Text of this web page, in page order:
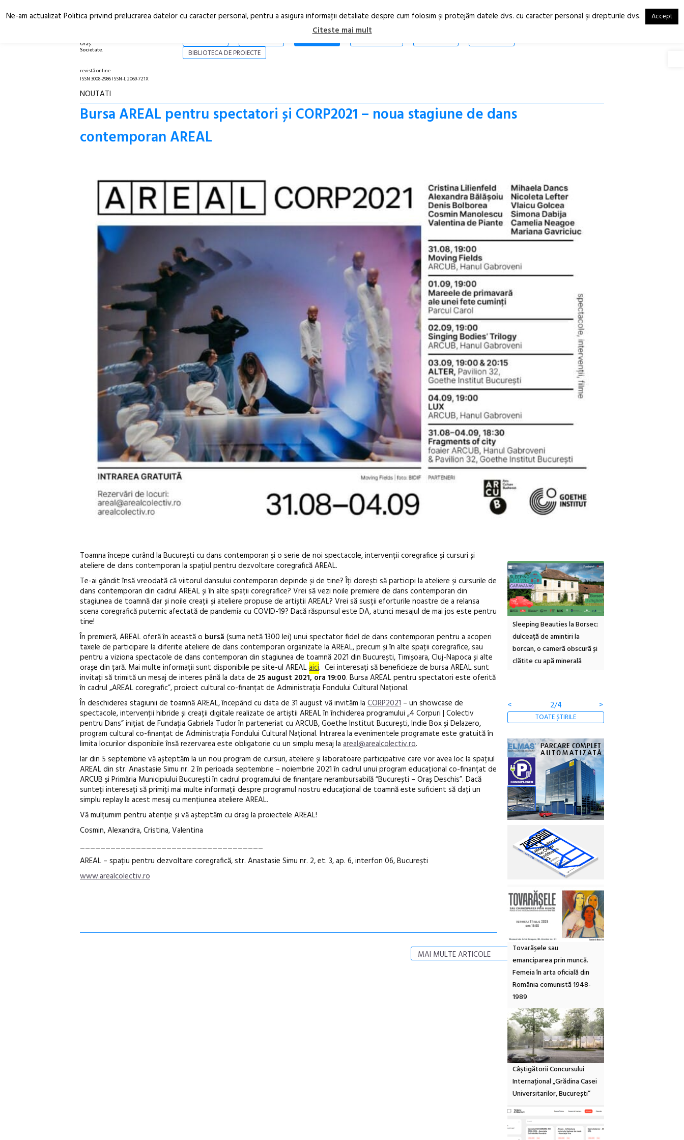
Oraș.
Societate.
RO
EN
STIRI
BIBLIOTECA DE PROIECTE
revistă online
ISSN 3008-2986 ISSN-L 2069-721X
NOUTATI
Bursa AREAL pentru spectatori și CORP2021 – noua stagiune de dans
contemporan AREAL
Toamna începe curând la București cu dans contemporan și o serie de noi spectacole, intervenții coregrafice și cursuri și
ateliere de dans contemporan la spațiul pentru dezvoltare coregrafică AREAL.
Te-ai gândit însă vreodată că viitorul dansului contemporan depinde și de tine? Îți dorești să participi la ateliere și cursurile de
dans contemporan din cadrul AREAL și în alte spații coregrafice? Vrei să vezi noile premiere de dans contemporan din
stagiunea de toamnă dar și noile creații și ateliere propuse de artiștii AREAL? Vrei să susții eforturile noastre de a relansa
scena coregrafică puternic afectată de pandemia cu COVID-19? Dacă răspunsul este DA, atunci mesajul de mai jos este pentru
tine!
În premieră, AREAL oferă în această o bursă (suma netă 1300 lei) unui spectator fidel de dans contemporan pentru a acoperi
taxele de participare la diferite ateliere de dans contemporan organizate la AREAL, precum și în alte spații coregrafice, sau
pentru a viziona spectacole de dans contemporan din stagiunea de toamnă 2021 din București, Timișoara, Cluj-Napoca și alte
orașe din țară. Mai multe informații sunt disponibile pe site-ul AREALaici. Cei interesați să beneficieze de bursa AREAL sunt
invitați să trimită un mesaj de interes până la data de 25 august 2021, ora 19:00. Bursa AREAL pentru spectatori este oferită
în cadrul „AREAL coregrafic”, proiect cultural co-finanțat de Administrația Fondului Cultural Național.
În deschiderea stagiunii de toamnă AREAL, începând cu data de 31 august vă invităm la CORP2021 – un showcase de
spectacole, intervenții hibride și creații digitale realizate de artiștii AREAL în închiderea programului „4 Corpuri | Colectiv
pentru Dans” inițiat de Fundația Gabriela Tudor în parteneriat cu ARCUB, Goethe Institut București, Indie Box și Delazero,
program cultural co-finanțat de Administrația Fondului Cultural Național. Intrarea la evenimentele programate este gratuită în
limita locurilor disponibile însă rezervarea este obligatorie cu un simplu mesaj la areal@arealcolectiv.ro.
Iar din 5 septembrie vă așteptăm la un nou program de cursuri, ateliere și laboratoare participative care vor avea loc la spațiul
AREAL din str. Anastasie Simu nr. 2 în perioada septembrie – noiembrie 2021 în cadrul unui program educațional co-finanțat de
ARCUB și Primăria Municipiului București în cadrul programului de finanțare nerambursabilă “București – Oraș Deschis”. Dacă
sunteți interesați să primiți mai multe informații despre programul nostru educațional de toamnă este suficient să dați un
simplu replay la acest mesaj cu mențiunea ateliere AREAL.
Vă mulțumim pentru atenție și vă așteptăm cu drag la proiectele AREAL!
Cosmin, Alexandra, Cristina, Valentina
____________________________________
AREAL – spațiu pentru dezvoltare coregrafică, str. Anastasie Simu nr. 2, et. 3, ap. 6, interfon 06, București
www.arealcolectiv.ro
MAI MULTE ARTICOLE
revine la Eforie Sud cu a IX-a
ediție
Sleeping Beauties la Borsec:
dulceață de amintiri la
borcan, o cameră obscură și
clătite cu apă minerală
< 2/4 >
TOATE ȘTIRILE
Tovarășele sau
emanciparea prin muncă.
Femeia în arta oficială din
România comunistă 1948-
1989
Câștigătorii Concursului
Internațional „Grădina Casei
Universitarilor, București”
Ne-am actualizat Politica privind prelucrarea datelor cu caracter personal, pentru a asigura informaţii detaliate despre cum folosim şi protejăm datele dvs. cu caracter personal şi drepturile dvs. Accept
Citeste mai mult